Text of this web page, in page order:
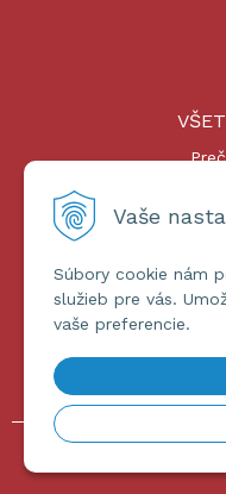
Vaše
Súbory cookie nám
služieb pre vás.
vaše preferencie.
© 2026 omniashop.sk •